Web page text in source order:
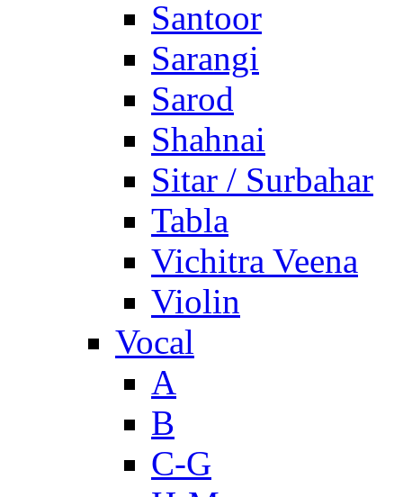
Santoor
Sarangi
Sarod
Shahnai
Sitar / Surbahar
Tabla
Vichitra Veena
Violin
Vocal
A
B
C-G